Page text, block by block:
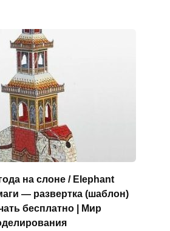
на слоне / Elephant
— развертка (шаблон)
бесплатно | Мир